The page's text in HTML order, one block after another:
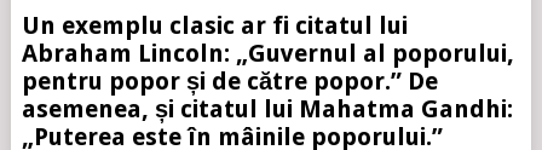
Un exemplu clasic ar fi citatul lui
Abraham Lincoln: „Guvernul al poporului,
pentru popor și de către popor.” De
asemenea, și citatul lui Mahatma Gandhi:
„Puterea este în mâinile poporului.”